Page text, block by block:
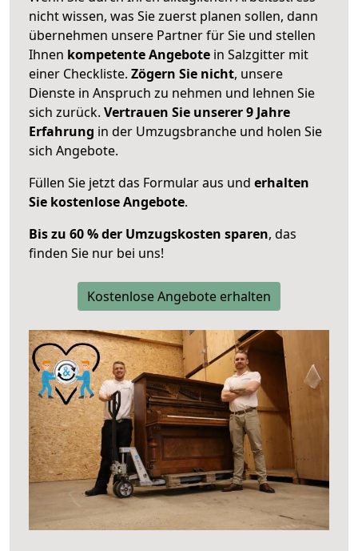
nicht wissen, was Sie zuerst planen sollen, dann
übernehmen unsere Partner für Sie und stellen
Ihnen kompetente Angebote in Salzgitter mit
einer Checkliste. Zögern Sie nicht, unsere
Dienste in Anspruch zu nehmen und lehnen Sie
sich zurück. Vertrauen Sie unserer 9 Jahre
Erfahrung in der Umzugsbranche und holen Sie
sich Angebote.
Füllen Sie jetzt das Formular aus und erhalten
Sie kostenlose Angebote.
Bis zu 60 % der Umzugskosten sparen, das
finden Sie nur bei uns!
Kostenlose Angebote erhalten